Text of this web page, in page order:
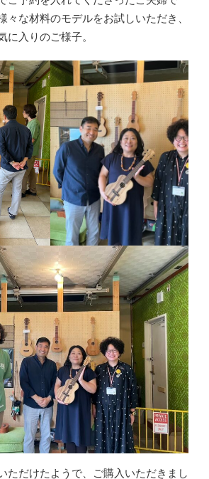
々な材料のモデルをお試しいただき、
入りのご様子。
ただけたようで、ご購入いただきまし